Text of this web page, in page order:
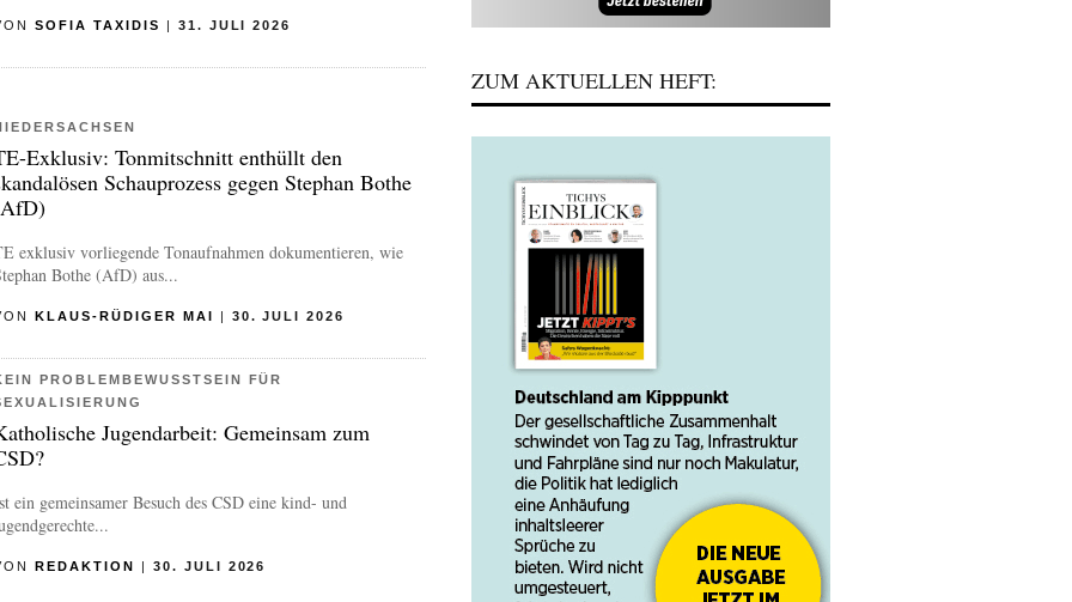
SOFIA TAXIDIS | 31. JULI 2026
Exklusiv: Tonmitschnitt enthüllt den
Schauprozess gegen Stephan Bothe
exklusiv vorliegende Tonaufnahmen dokumentieren, wie
Bothe (AfD) aus...
KLAUS-RÜDIGER MAI | 30. JULI 2026
PROBLEMBEWUSSTSEIN FÜR
Jugendarbeit: Gemeinsam zum
ein gemeinsamer Besuch des CSD eine kind- und
REDAKTION | 30. JULI 2026
ZUM AKTUELLEN HEFT: